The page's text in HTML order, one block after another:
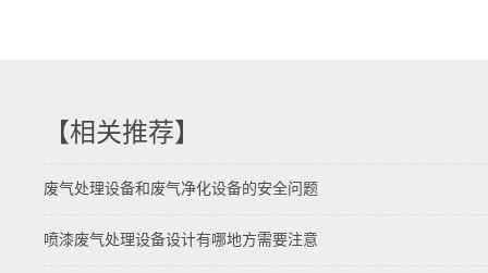
【相关推荐】
废气处理设备和废气净化设备的安全问题
喷漆废气处理设备设计有哪地方需要注意